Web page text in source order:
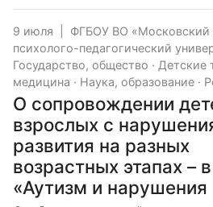
9 июля
ФГБОУ ВО «Московский
психолого-педагогический
Государство, общество · Детские
медицина · Наука, образование ·
О сопровождении
взрослых с
развития на разных
возрастных этапах –
«Аутизм и нарушения